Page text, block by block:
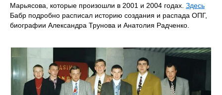
Марьясова, которые произошли в 2001 и 2004 годах. Здесь
Бабр подробно расписал историю создания и распада ОПГ,
биографии Александра Трунова и Анатолия Радченко.